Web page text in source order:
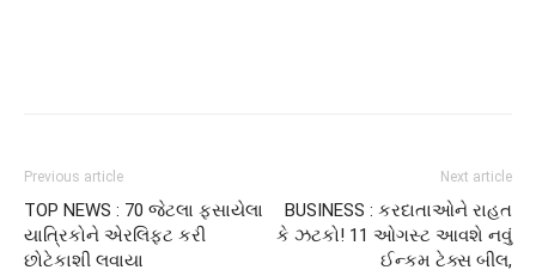
Previous article
TOP NEWS : 70 જેટલા ફસાયેલા
યાત્રિકોને એરલિફ્ટ કરી
છોટેકાશી લવાયા
Next article
BUSINESS : કરદાતાઓને રાહત
કે ઝટકો! 11 ઓગસ્ટ આવશે નવું
ઈન્કમ ટેક્સ બીલ,